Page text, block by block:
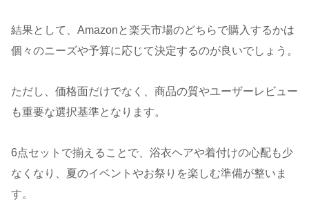
結果として、Amazonと楽天市場のどちらで購入するかは
個々のニーズや予算に応じて決定するのが良いでしょう。
ただし、価格面だけでなく、商品の質やユーザーレビュー
も重要な選択基準となります。
6点セットで揃えることで、浴衣ヘアや着付けの心配も少
なくなり、夏のイベントやお祭りを楽しむ準備が整いま
す。